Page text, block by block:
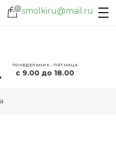
заказ на СМОЛУ в
0 smolkiru@mail.ru
ПОНЕДЕЛЬНИК - ПЯТНИЦА
с 9.00 до 18.00